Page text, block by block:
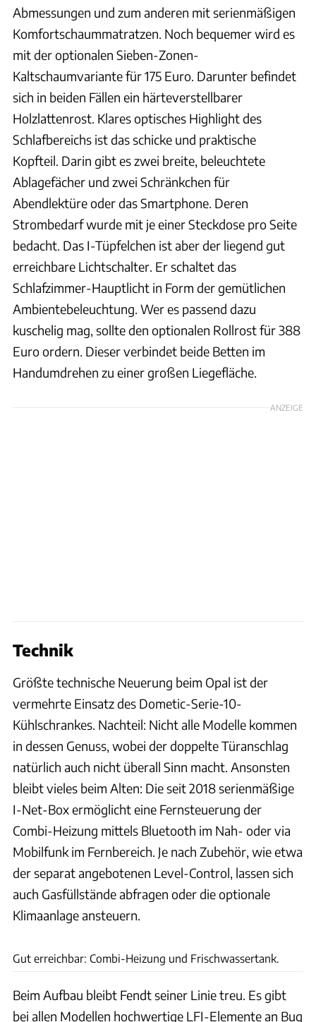
Abmessungen und zum anderen mit serienmäßigen
Komfortschaummatratzen. Noch bequemer wird es
mit der optionalen Sieben-Zonen-
Kaltschaumvariante für 175 Euro. Darunter befindet
sich in beiden Fällen ein härteverstellbarer
Holzlattenrost. Klares optisches Highlight des
Schlafbereichs ist das schicke und praktische
Kopfteil. Darin gibt es zwei breite, beleuchtete
Ablagefächer und zwei Schränkchen für
Abendlektüre oder das Smartphone. Deren
Strombedarf wurde mit je einer Steckdose pro Seite
bedacht. Das I-Tüpfelchen ist aber der liegend gut
erreichbare Lichtschalter. Er schaltet das
Schlafzimmer-Hauptlicht in Form der gemütlichen
Ambientebeleuchtung. Wer es passend dazu
kuschelig mag, sollte den optionalen Rollrost für 388
Euro ordern. Dieser verbindet beide Betten im
Handumdrehen zu einer großen Liegefläche.
ANZEIGE
Technik
Größte technische Neuerung beim Opal ist der
vermehrte Einsatz des Dometic-Serie-10-
Kühlschrankes. Nachteil: Nicht alle Modelle kommen
in dessen Genuss, wobei der doppelte Türanschlag
natürlich auch nicht überall Sinn macht. Ansonsten
bleibt vieles beim Alten: Die seit 2018 serienmäßige
I-Net-Box ermöglicht eine Fernsteuerung der
Combi-Heizung mittels Bluetooth im Nah- oder via
Mobilfunk im Fernbereich. Je nach Zubehör, wie etwa
der separat angebotenen Level-Control, lassen sich
auch Gasfüllstände abfragen oder die optionale
Klimaanlage ansteuern.
Gut erreichbar: Combi-Heizung und Frischwassertank.
Beim Aufbau bleibt Fendt seiner Linie treu. Es gibt
bei allen Modellen hochwertige LFI-Elemente an Bug